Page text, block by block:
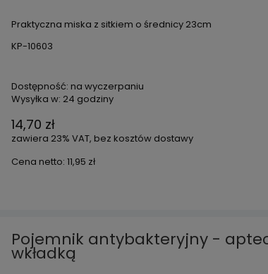
Praktyczna miska z sitkiem o średnicy 23cm
KP-10603
Dostępność: na wyczerpaniu
Wysyłka w: 24 godziny
14,70 zł
zawiera 23% VAT, bez kosztów dostawy
Cena netto: 11,95 zł
Pojemnik antybakteryjny -
wkładką